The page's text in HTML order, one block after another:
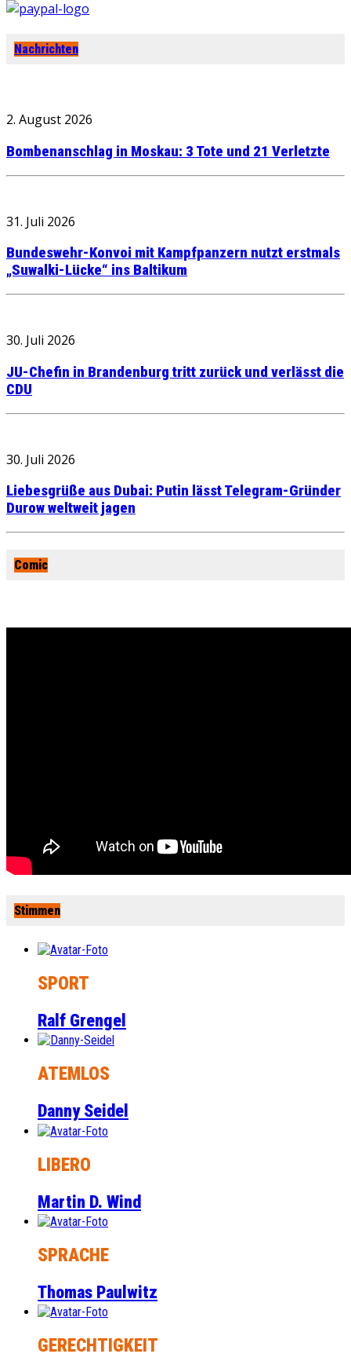
Nachrichten
2. August 2026
Bombenanschlag in Moskau: 3 Tote und 21 Verletzte
31. Juli 2026
Bundeswehr-Konvoi mit Kampfpanzern nutzt erstmals
„Suwalki-Lücke“ ins Baltikum
30. Juli 2026
JU-Chefin in Brandenburg tritt zurück und verlässt die
CDU
30. Juli 2026
Liebesgrüße aus Dubai: Putin lässt Telegram-Gründer
Durow weltweit jagen
Comic
Stimmen
SPORT
Ralf Grengel
ATEMLOS
Danny Seidel
LIBERO
Martin D. Wind
SPRACHE
Thomas Paulwitz
GERECHTIGKEIT